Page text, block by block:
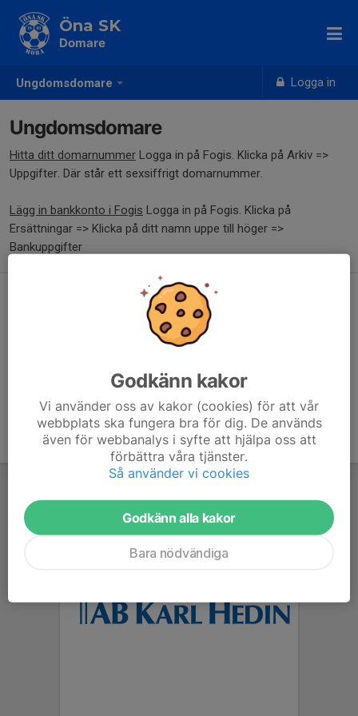
Ungdomsdomare Logga in
Öna SK
Domare
Ungdomsdomare
Hitta ditt domarnummer Logga in på Fogis. Klicka på Arkiv =>
Uppgifter. Där står ett sexsiffrigt domarnummer.
Lägg in bankkonto i Fogis Logga in på Fogis. Klicka på
Ersättningar => Klicka på ditt namn uppe till höger =>
Bankuppgifter
Godkänn kakor
Vi använder oss av kakor (cookies) för att vår
webbplats ska fungera bra för dig. De används
även för webbanalys i syfte att hjälpa oss att
förbättra våra tjänster.
Så använder vi cookies
Godkänn alla kakor
Bara nödvändiga